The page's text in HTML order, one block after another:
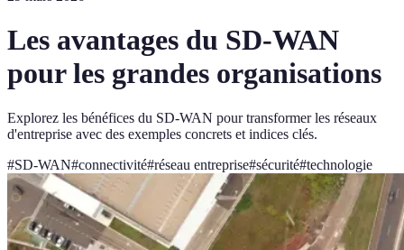
Les avantages du SD-WAN
pour les grandes organisations
Explorez les bénéfices du SD-WAN pour transformer les réseaux
d'entreprise avec des exemples concrets et indices clés.
#SD-WAN#connectivité#réseau entreprise#sécurité#technologie